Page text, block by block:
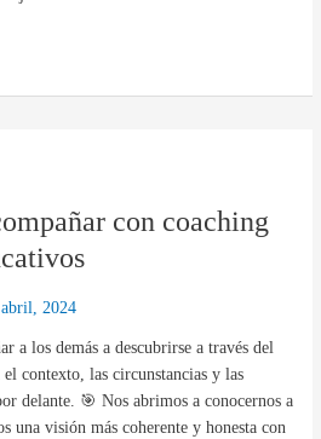
con coaching
2024
a los demás a descubrirse a través del
contexto, las circunstancias y las
delante. 🎯 Nos abrimos a conocernos a
una visión más coherente y honesta con